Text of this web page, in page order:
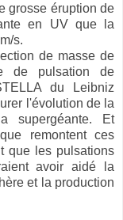
grosse éruption de
en UV que la
s.
de masse de
de pulsation de
du Leibniz
l'évolution de la
Et
remontent ces
que les pulsations
avoir aidé la
et la production